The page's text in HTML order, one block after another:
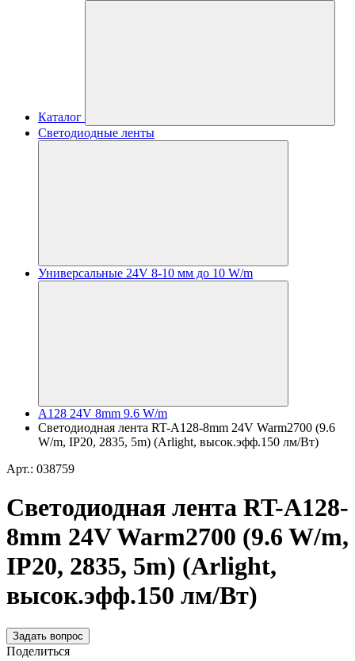
Каталог
Светодиодные ленты
Универсальные 24V 8-10 мм до 10 W/m
A128 24V 8mm 9.6 W/m
Светодиодная лента RT-A128-8mm 24V Warm2700 (9.6
W/m, IP20, 2835, 5m) (Arlight, высок.эфф.150 лм/Вт)
Арт.: 038759
Светодиодная лента RT-A128-
8mm 24V Warm2700 (9.6 W/m,
IP20, 2835, 5m) (Arlight,
высок.эфф.150 лм/Вт)
Задать вопрос
Поделиться